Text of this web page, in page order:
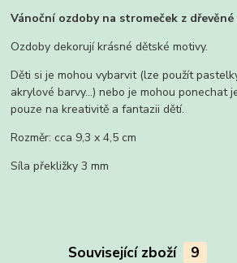
Vánoční ozdoby na stromeček z
Ozdoby dekorují krásné dětské motivy.
Děti si je mohou vybarvit (lze použít
akrylové barvy...) nebo je mohou ponechat
pouze na kreativitě a fantazii dětí.
Rozměr: cca 9,3 x 4,5 cm
Síla překližky 3 mm
Související zboží 9